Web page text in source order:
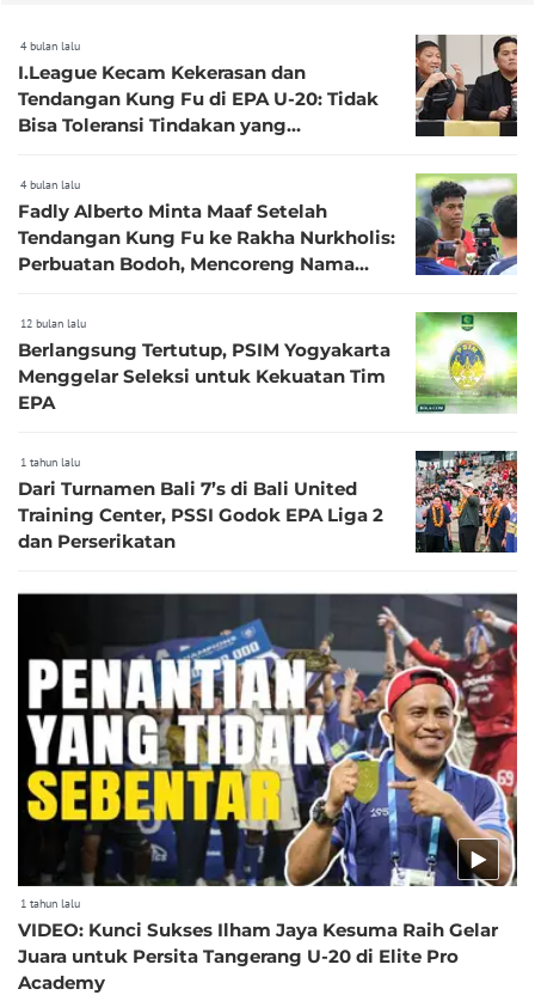
4 bulan lalu
I.League Kecam Kekerasan dan
Tendangan Kung Fu di EPA U-20: Tidak
Bisa Toleransi Tindakan yang
4 bulan lalu
Fadly Alberto Minta Maaf Setelah
Tendangan Kung Fu ke Rakha Nurkholis:
Perbuatan Bodoh, Mencoreng Nama
12 bulan lalu
Berlangsung Tertutup, PSIM Yogyakarta
Menggelar Seleksi untuk Kekuatan Tim
EPA
1 tahun lalu
Dari Turnamen Bali 7’s di Bali United
Training Center, PSSI Godok EPA Liga 2
dan Perserikatan
1 tahun lalu
VIDEO: Kunci Sukses Ilham Jaya Kesuma Raih Gelar
Juara untuk Persita Tangerang U-20 di Elite Pro
Academy